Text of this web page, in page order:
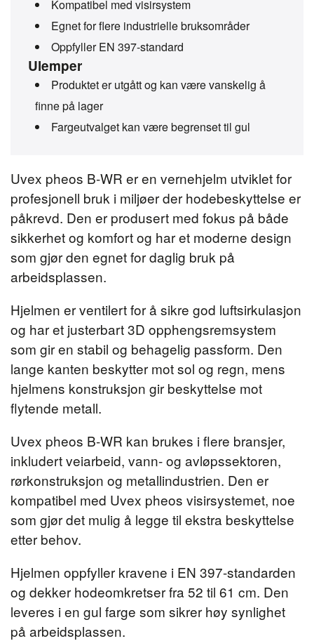
Uvex pheos B-WR er en vernehjelm utviklet for
profesjonell bruk i miljøer der hodebeskyttelse er
påkrevd. Den er produsert med fokus på både
sikkerhet og komfort og har et moderne design
som gjør den egnet for daglig bruk på
arbeidsplassen.
Hjelmen er ventilert for å sikre god luftsirkulasjon
og har et justerbart 3D opphengsremsystem
som gir en stabil og behagelig passform. Den
lange kanten beskytter mot sol og regn, mens
hjelmens konstruksjon gir beskyttelse mot
flytende metall.
Uvex pheos B-WR kan brukes i flere bransjer,
inkludert veiarbeid, vann- og avløpssektoren,
rørkonstruksjon og metallindustrien. Den er
kompatibel med Uvex pheos visirsystemet, noe
som gjør det mulig å legge til ekstra beskyttelse
etter behov.
Hjelmen oppfyller kravene i EN 397-standarden
og dekker hodeomkretser fra 52 til 61 cm. Den
leveres i en gul farge som sikrer høy synlighet
på arbeidsplassen.
Kompatibel med visirsystem
Egnet for flere industrielle bruksområder
Oppfyller EN 397-standard
Ulemper
Produktet er utgått og kan være vanskelig å
finne på lager
Fargeutvalget kan være begrenset til gul